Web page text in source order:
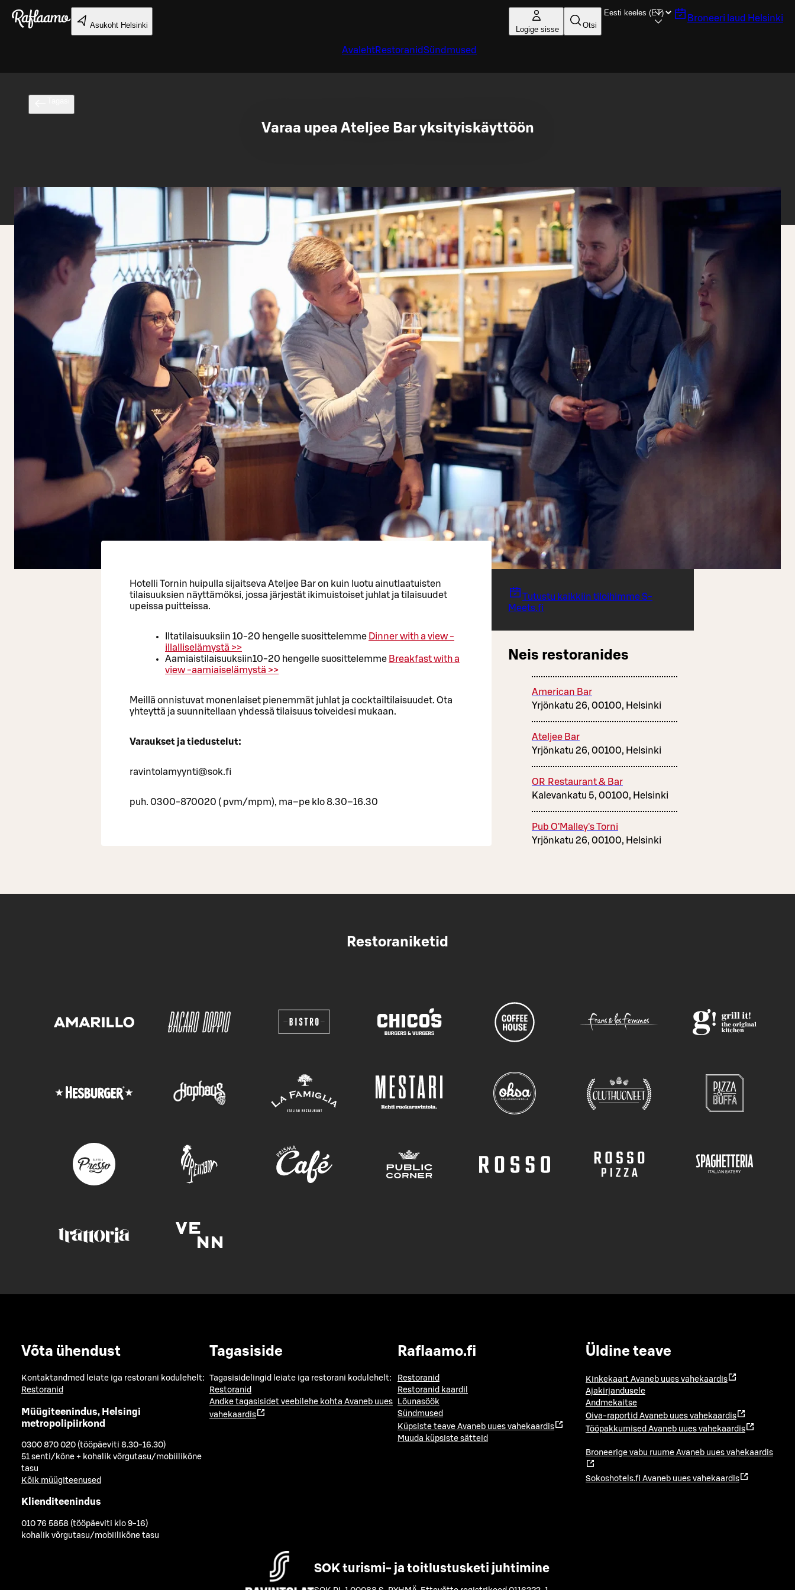
Liigu peamise sisu juurde
Asukoht Helsinki Logige sisse Otsi
Broneeri laud Helsinki
AvalehtRestoranidSündmused
Varaa upea Ateljee Bar yksityiskäyttöön
Hotelli Tornin huipulla sijaitseva Ateljee Bar on kuin luotu ainutlaatuisten
tilaisuuksien näyttämöksi, jossa järjestät ikimuistoiset juhlat ja tilaisuudet
upeissa puitteissa.
Iltatilaisuuksiin 10-20 hengelle suosittelemme Dinner with a view -
illalliselämystä >>
Aamiaistilaisuuksiin10-20 hengelle suosittelemme Breakfast with a
view -aamiaiselämystä >>
Meillä onnistuvat monenlaiset pienemmät juhlat ja cocktailtilaisuudet. Ota
yhteyttä ja suunnitellaan yhdessä tilaisuus toiveidesi mukaan.
Varaukset ja tiedustelut:
ravintolamyynti@sok.fi
puh. 0300-870020 ( pvm/mpm), ma–pe klo 8.30–16.30
Tutustu kaikkiin tiloihimme S-
Meets.fi
Neis restoranides
American Bar
Yrjönkatu 26, 00100, Helsinki
Ateljee Bar
Yrjönkatu 26, 00100, Helsinki
OR Restaurant & Bar
Kalevankatu 5, 00100, Helsinki
Pub O'Malley's Torni
Yrjönkatu 26, 00100, Helsinki
Restoraniketid
Võta ühendust
Kontaktandmed leiate iga restorani kodulehelt:
Restoranid
Müügiteenindus, Helsingi
metropolipiirkond
0300 870 020 (tööpäeviti 8.30-16.30)
51 senti/kõne + kohalik võrgutasu/mobiilikõne
tasu
Kõik müügiteenused
Klienditeenindus
010 76 5858 (tööpäeviti klo 9-16)
kohalik võrgutasu/mobiilikõne tasu
Tagasiside
Tagasisidelingid leiate iga restorani kodulehelt:
Restoranid
Andke tagasisidet veebilehe kohta Avaneb uues
vahekaardis
Raflaamo.fi
Restoranid
Restoranid kaardil
Lõunasöök
Sündmused
Küpsiste teave Avaneb uues vahekaardis
Muuda küpsiste sätteid
Üldine teave
Kinkekaart Avaneb uues vahekaardis
Ajakirjandusele
Andmekaitse
Oiva-raportid Avaneb uues vahekaardis
Tööpakkumised Avaneb uues vahekaardis
Broneerige vabu ruume Avaneb uues vahekaardis
Sokoshotels.fi Avaneb uues vahekaardis
SOK turismi- ja toitlustusketi juhtimine